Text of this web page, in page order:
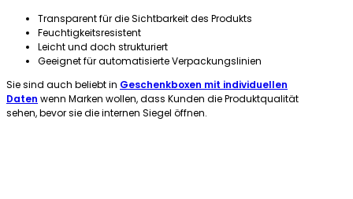
Transparent für die Sichtbarkeit des Produkts
Feuchtigkeitsresistent
Leicht und doch strukturiert
Geeignet für automatisierte Verpackungslinien
Sie sind auch beliebt in Geschenkboxen mit individuellen
Daten wenn Marken wollen, dass Kunden die Produktqualität
sehen, bevor sie die internen Siegel öffnen.